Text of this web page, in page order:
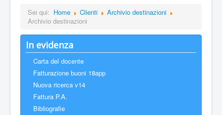
Sei qui: Home Clienti
Archivio destinazioni
Archivio destinazioni
In evidenza
Carta del docente
Fatturazione buoni 18app
Nuova ricerca v14
Fattura P.A.
Bibliografie